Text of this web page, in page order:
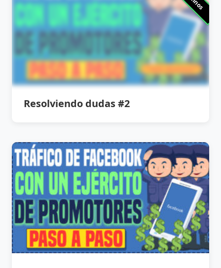
Resolviendo dudas #2